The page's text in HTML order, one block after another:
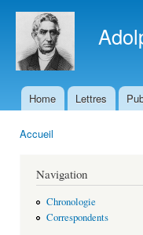
Menu principal
Home Lettres
Accueil
Navigation
Chronologie
Correspondents